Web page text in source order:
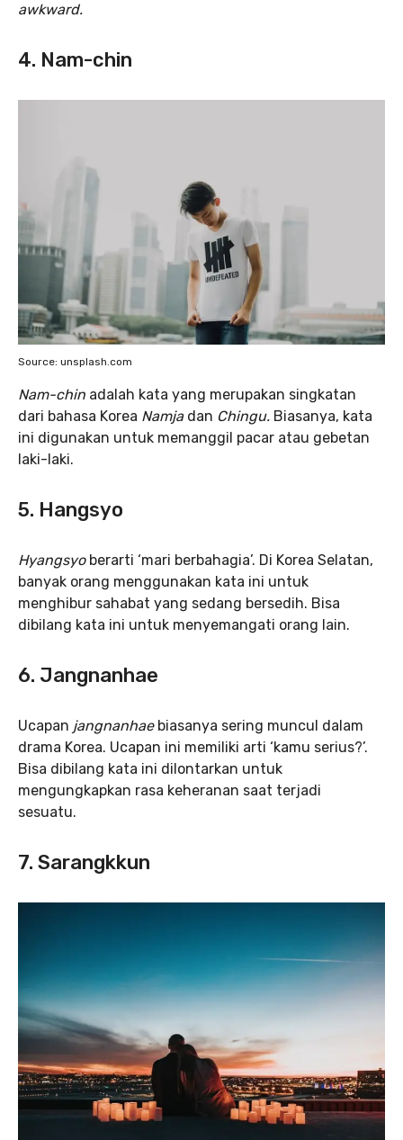
awkward.
4. Nam-chin
Source: unsplash.com
Nam-chin adalah kata yang merupakan singkatan
dari bahasa Korea Namjadan Chingu. Biasanya, kata
ini digunakan untuk memanggil pacar atau gebetan
laki-laki.
5. Hangsyo
Hyangsyoberarti ‘mari berbahagia’. Di Korea Selatan,
banyak orang menggunakan kata ini untuk
menghibur sahabat yang sedang bersedih. Bisa
dibilang kata ini untuk menyemangati orang lain.
6. Jangnanhae
Ucapan jangnanhaebiasanya sering muncul dalam
drama Korea. Ucapan ini memiliki arti ‘kamu serius?’.
Bisa dibilang kata ini dilontarkan untuk
mengungkapkan rasa keheranan saat terjadi
sesuatu.
7. Sarangkkun